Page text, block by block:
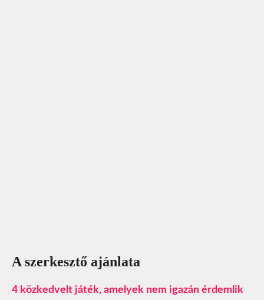
A szerkesztő ajánlata
4 közkedvelt játék, amelyek nem igazán érdemlik